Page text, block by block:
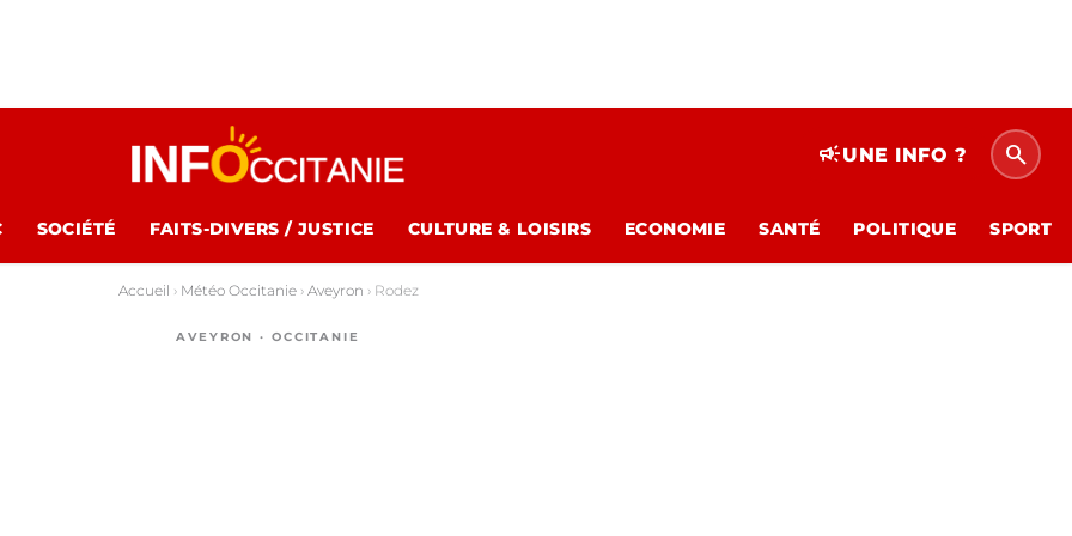
campaignUNE INFO ? search
SOCIÉTÉ FAITS-DIVERS / JUSTICE CULTURE & LOISIRS ECONOMIE SANTÉ POLITIQUE SPORT
Accueil › Météo Occitanie› Aveyron › Rodez
AVEYRON · OCCITANIE